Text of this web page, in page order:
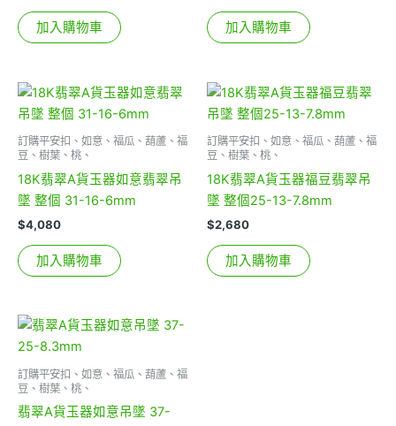
加入購物車 加入購物車
訂購平安扣、如意、福瓜、葫蘆、福
豆、樹葉、桃、
18K翡翠A貨玉器如意翡翠吊
墜 整個 31-16-6mm
$4,080
加入購物車
訂購平安扣、如意、福瓜、葫蘆、福
豆、樹葉、桃、
18K翡翠A貨玉器福豆翡翠吊
墜 整個25-13-7.8mm
$2,680
加入購物車
訂購平安扣、如意、福瓜、葫蘆、福
豆、樹葉、桃、
翡翠A貨玉器如意吊墜 37-